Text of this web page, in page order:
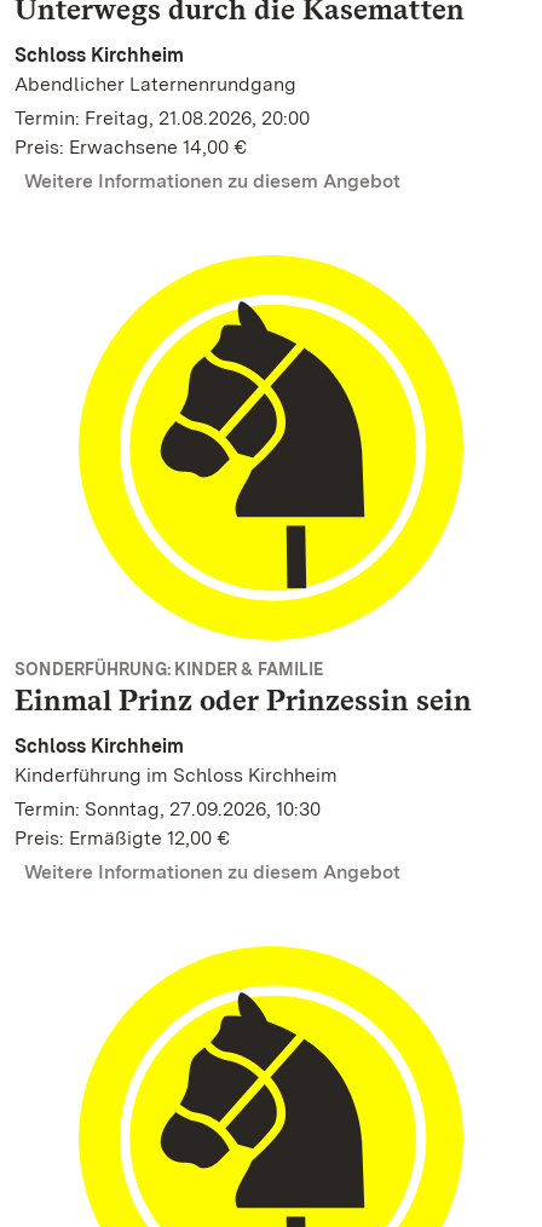
Unterwegs durch die Kasematten
Schloss Kirchheim
Abendlicher Laternenrundgang
Termin: Freitag, 21.08.2026, 20:00
Preis: Erwachsene 14,00 €
Weitere Informationen zu diesem Angebot
SONDERFÜHRUNG: KINDER & FAMILIE
Einmal Prinz oder Prinzessin sein
Schloss Kirchheim
Kinderführung im Schloss Kirchheim
Termin: Sonntag, 27.09.2026, 10:30
Preis: Ermäßigte 12,00 €
Weitere Informationen zu diesem Angebot